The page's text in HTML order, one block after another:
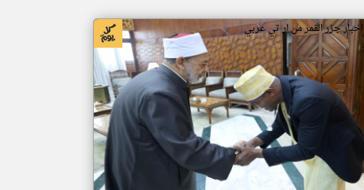
اخبار جزر القمر من ار تي عربي